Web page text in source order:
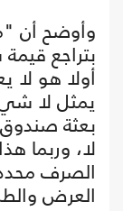
وأوضح أن
أولا هو لا
يمثل لا
بعثة
لا، وربما
الصرف محدد
العرض